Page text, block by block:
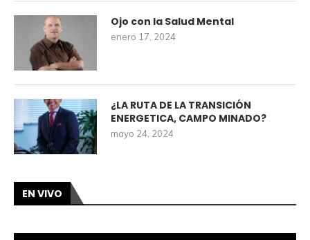
Ojo con la Salud Mental
enero 17, 2024
¿LA RUTA DE LA TRANSICIÓN
ENERGETICA, CAMPO MINADO?
mayo 24, 2024
EN VIVO